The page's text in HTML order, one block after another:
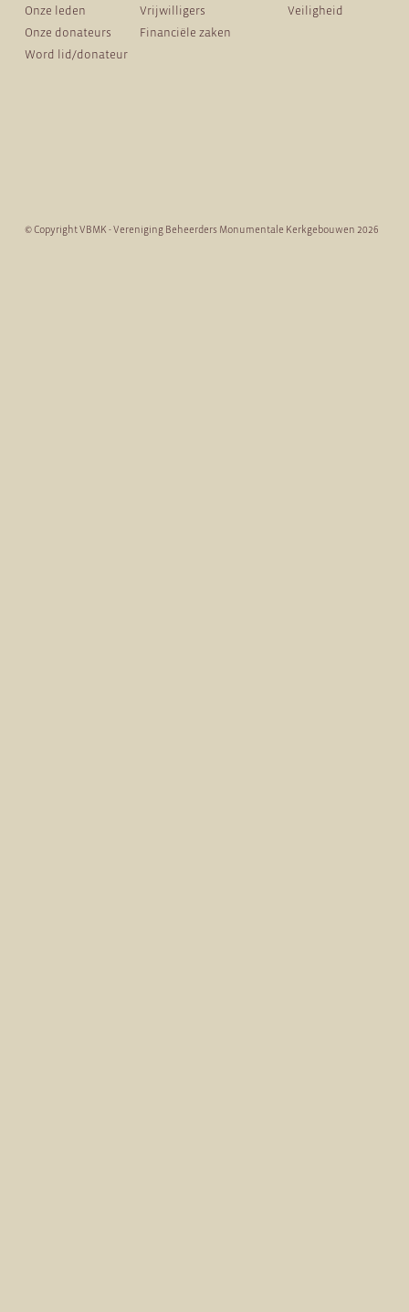
Onze leden
Onze donateurs
Word lid/donateur
Vrijwilligers
Financiële zaken
Veiligheid
© Copyright VBMK - Vereniging Beheerders Monumentale Kerkgebouwen 2026